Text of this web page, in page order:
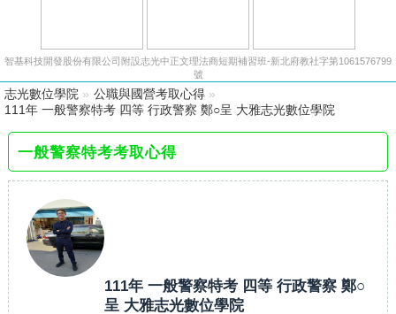
智基科技開發股份有限公司附設志光中正文理法商短期補習班-新北府教社字第1061576799
號
志光數位學院 » 公職與國營考取心得 »
111年 一般警察特考 四等 行政警察 鄭○呈 大雅志光數位學院
一般警察特考考取心得
111年 一般警察特考 四等 行政警察 鄭○
呈 大雅志光數位學院